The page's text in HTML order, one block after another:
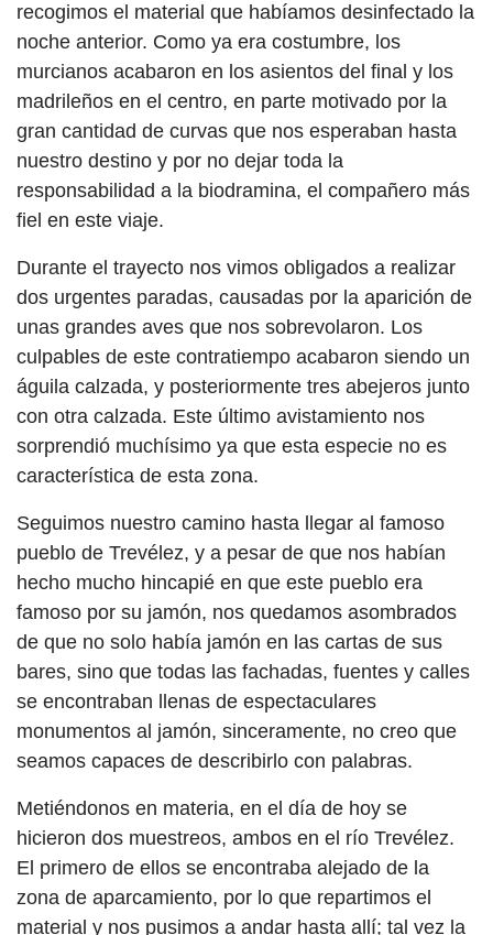
recogimos el material que habíamos desinfectado la
noche anterior. Como ya era costumbre, los
murcianos acabaron en los asientos del final y los
madrileños en el centro, en parte motivado por la
gran cantidad de curvas que nos esperaban hasta
nuestro destino y por no dejar toda la
responsabilidad a la biodramina, el compañero más
fiel en este viaje.
Durante el trayecto nos vimos obligados a realizar
dos urgentes paradas, causadas por la aparición de
unas grandes aves que nos sobrevolaron. Los
culpables de este contratiempo acabaron siendo un
águila calzada, y posteriormente tres abejeros junto
con otra calzada. Este último avistamiento nos
sorprendió muchísimo ya que esta especie no es
característica de esta zona.
Seguimos nuestro camino hasta llegar al famoso
pueblo de Trevélez, y a pesar de que nos habían
hecho mucho hincapié en que este pueblo era
famoso por su jamón, nos quedamos asombrados
de que no solo había jamón en las cartas de sus
bares, sino que todas las fachadas, fuentes y calles
se encontraban llenas de espectaculares
monumentos al jamón, sinceramente, no creo que
seamos capaces de describirlo con palabras.
Metiéndonos en materia, en el día de hoy se
hicieron dos muestreos, ambos en el río Trevélez.
El primero de ellos se encontraba alejado de la
zona de aparcamiento, por lo que repartimos el
material y nos pusimos a andar hasta allí; tal vez la